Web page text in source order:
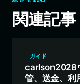
関連記事
ガイド
carlson2028
管、送金、利